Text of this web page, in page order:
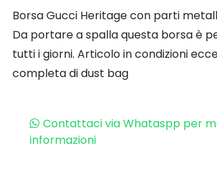
Borsa Gucci Heritage con parti
Da portare a spalla questa borsa è
tutti i giorni. Articolo in condizioni
completa di dust bag
Contattaci via Whataspp per
informazioni